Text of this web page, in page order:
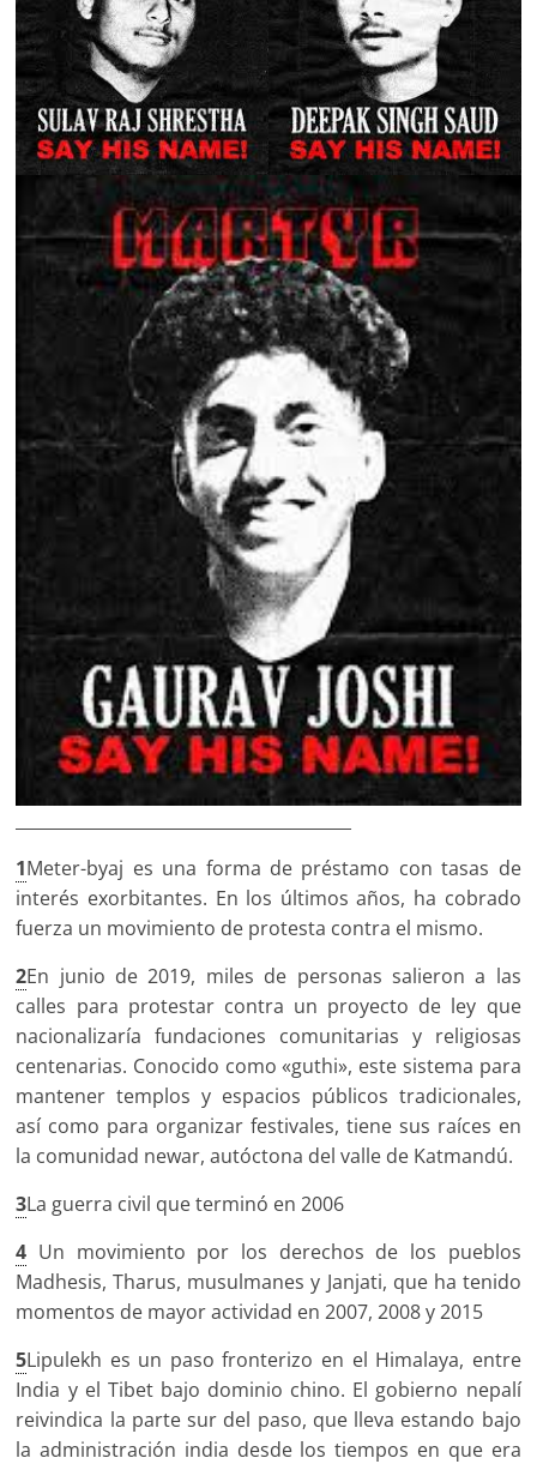
1Meter-byaj es una forma de préstamo con tasas de
interés exorbitantes. En los últimos años, ha cobrado
fuerza un movimiento de protesta contra el mismo.
2En junio de 2019, miles de personas salieron a las
calles para protestar contra un proyecto de ley que
nacionalizaría fundaciones comunitarias y religiosas
centenarias. Conocido como «guthi», este sistema para
mantener templos y espacios públicos tradicionales,
así como para organizar festivales, tiene sus raíces en
la comunidad newar, autóctona del valle de Katmandú.
3La guerra civil que terminó en 2006
4 Un movimiento por los derechos de los pueblos
Madhesis, Tharus, musulmanes y Janjati, que ha tenido
momentos de mayor actividad en 2007, 2008 y 2015
5Lipulekh es un paso fronterizo en el Himalaya, entre
India y el Tibet bajo dominio chino. El gobierno nepalí
reivindica la parte sur del paso, que lleva estando bajo
la administración india desde los tiempos en que era